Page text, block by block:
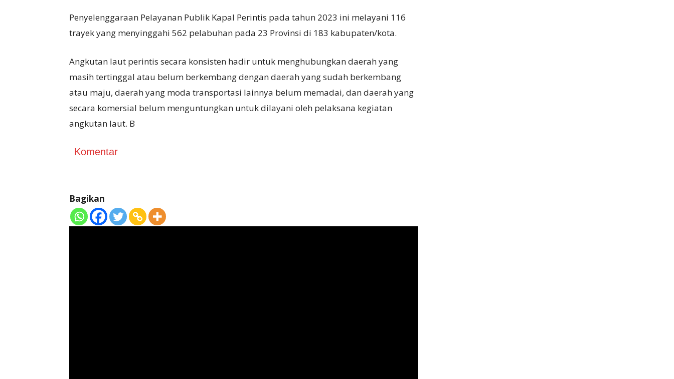
Penyelenggaraan Pelayanan Publik Kapal Perintis pada tahun 2023 ini melayani 116
trayek yang menyinggahi 562 pelabuhan pada 23 Provinsi di 183 kabupaten/kota.
Angkutan laut perintis secara konsisten hadir untuk menghubungkan daerah yang
masih tertinggal atau belum berkembang dengan daerah yang sudah berkembang
atau maju, daerah yang moda transportasi lainnya belum memadai, dan daerah yang
secara komersial belum menguntungkan untuk dilayani oleh pelaksana kegiatan
angkutan laut. B
Komentar
Bagikan